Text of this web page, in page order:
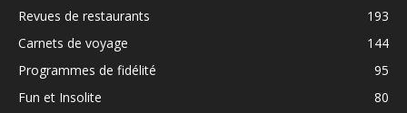
Revues de restaurants
193
Carnets de voyage
144
Programmes de fidélité
95
Fun et Insolite
80